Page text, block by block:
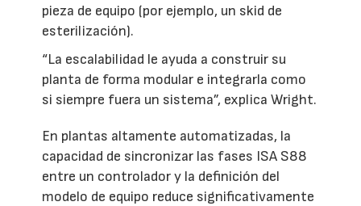
pieza de equipo (por ejemplo, un skid de
esterilización).
“La escalabilidad le ayuda a construir su
planta de forma modular e integrarla como
si siempre fuera un sistema”, explica Wright.
En plantas altamente automatizadas, la
capacidad de sincronizar las fases ISA S88
entre un controlador y la definición del
modelo de equipo reduce significativamente